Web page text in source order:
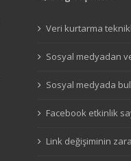
Veri kurtarma
Sosyal medyadan
Sosyal medyada
Facebook etkinlik
Link değişiminin